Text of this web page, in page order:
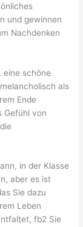
und gewinnen
Nachdenken
eine schöne
als
Ende
Gefühl von
in der Klasse
aber es ist
Sie dazu
Leben
fb2 Sie